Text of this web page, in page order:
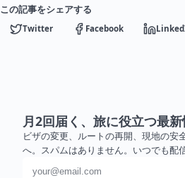
この記事をシェアする
Twitter Facebook
月2回届く、旅に役立つ最新
ビザの変更、ルートの再開、現地の安
へ。スパムはありません。いつでも配
メールアドレス